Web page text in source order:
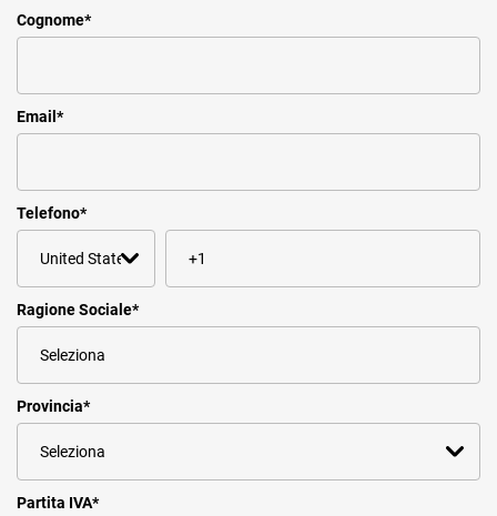
Cognome*
Email *
Telefono*
Ragione Sociale*
Provincia*
Partita IVA*